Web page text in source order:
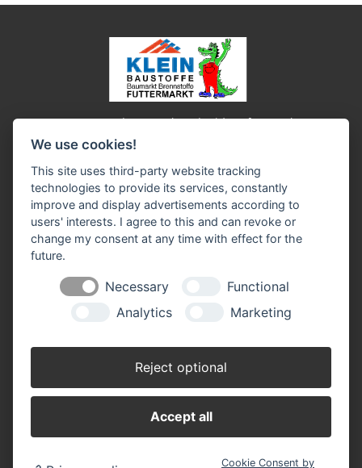
Impressum Datenschutz Widerruf-Formular
Cookie-Einstellungen ändern
Baustoffe Werner Klein GmbH
In der Brückenwiese 9-13
53639 Königswinter-Oberpleis
Mail:info(at)baustoffe-klein.de
Baustoffhandel
Montag - Freitag 08.00 - 18.30 Uhr
Samstag 08.00 - 16.00 Uhr
We use cookies!
This site uses third-party website tracking
technologies to provide its services, constantly
improve and display advertisements according to
users' interests. I agree to this and can revoke or
change my consent at any time with effect for the
future.
Necessary
Functional
Analytics
Marketing
Reject optional
Accept all
Cookie Consent by